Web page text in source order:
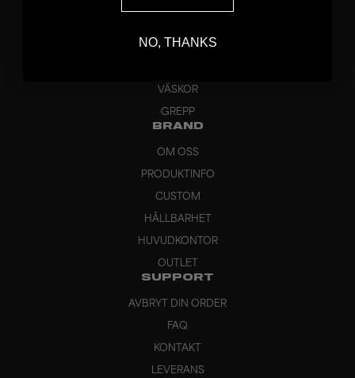
MÅLVAKT
VÄSKOR
GREPP
BRAND
OM OSS
PRODUKTINFO
CUSTOM
HÅLLBARHET
HUVUDKONTOR
OUTLET
SUPPORT
AVBRYT DIN ORDER
FAQ
KONTAKT
LEVERANS
NO, THANKS